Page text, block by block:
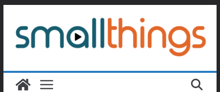
contenu